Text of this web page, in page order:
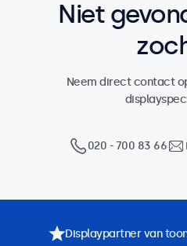
Niet
Neem direct contact
020 - 700 83 66
Displaypartner van